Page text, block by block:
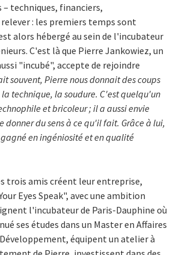
techniques, financiers,
: les premiers temps sont
alors hébergé au sein de l'incubateur
C'est là que Pierre Jankowiez, un
"incubé", accepte de rejoindre
souvent, Pierre nous donnait des coups
technique, la soudure. C'est quelqu'un
et bricoleur ; il a aussi envie
donner du sens à ce qu'il fait. Grâce à lui,
en ingéniosité et en qualité
trois amis créent leur entreprise,
Eyes Speak", avec une ambition
l'incubateur de Paris-Dauphine où
ses études dans un Master en Affaires
équipent un atelier à